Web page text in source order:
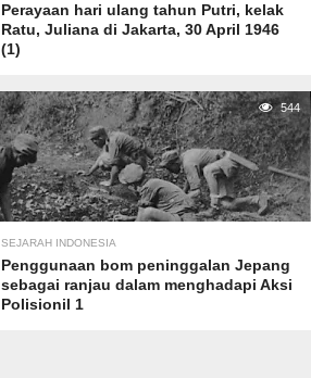
Perayaan hari ulang tahun Putri, kelak
Ratu, Juliana di Jakarta, 30 April 1946
(1)
544
SEJARAH INDONESIA
Penggunaan bom peninggalan Jepang
sebagai ranjau dalam menghadapi Aksi
Polisionil 1